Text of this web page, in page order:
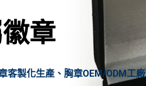
章
客製化生產、胸章OEM/ODM工廠